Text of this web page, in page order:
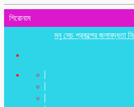
শিরোনাম
মনু সেচ প্রকল্পের জলাবদ্ধতা নিয়ে